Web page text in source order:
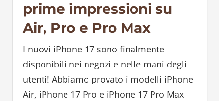
prime impressioni su
Air, Pro e Pro Max
I nuovi iPhone 17 sono finalmente
disponibili nei negozi e nelle mani degli
utenti! Abbiamo provato i modelli iPhone
Air, iPhone 17 Pro e iPhone 17 Pro Max